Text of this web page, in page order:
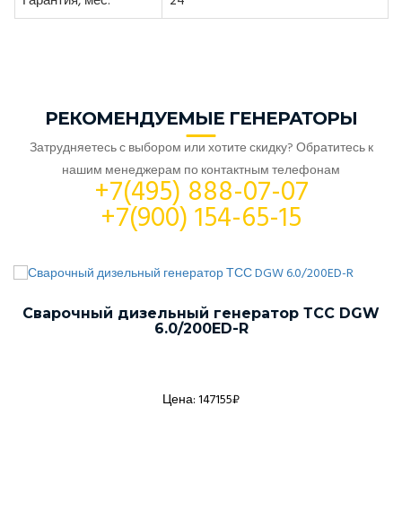
РЕКОМЕНДУЕМЫЕ ГЕНЕРАТОРЫ
Затрудняетесь с выбором или хотите скидку? Обратитесь к
нашим менеджерам по контактным телефонам
+7(495) 888-07-07
+7(900) 154-65-15
Сварочный дизельный генератор ТСС DGW
6.0/200ED-R
Цена: 147155₽